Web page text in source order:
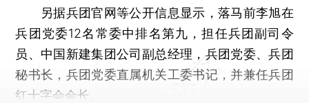
另据兵团官网等公开信息显示，落马前李旭在
兵团党委12名常委中排名第九，担任兵团副司令
员、中国新建集团公司副总经理，兵团党委、兵团
秘书长，兵团党委直属机关工委书记，并兼任兵团
红十字会会长。